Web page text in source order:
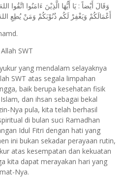
وَقَالَ أَيْضاً : يَا أَيُّهَا الَّذِيْنَ ءَامَنُوا اتَّقُوا
أَعْمَالَكُمْ وَيَغْفِرْ لَكُم ذُنُوْبَكُمْ وَمَنْ يُطِعِ
SWT
yang mendalam selayaknya
SWT atas segala limpahan
baik berupa kesehatan fisik
dan ihsan sebagai bekal
Nya pula, kita telah berhasil
di bulan suci Ramadhan
Idul Fitri dengan hati yang
ini bukan sekadar perayaan rutin,
atas kesempatan dan kekuatan
kita dapat merayakan hari yang
Nya.